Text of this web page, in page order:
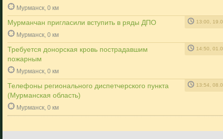
Мурманск, 0 км
Мурманчан пригласили вступить в ряды ДПО 13:00,
Мурманск, 0 км
Требуется донорская кровь пострадавшим
пожарным
14:50,
Мурманск, 0 км
Телефоны регионального диспетчерского пункта
(Мурманская область)
13:54,
Мурманск, 0 км